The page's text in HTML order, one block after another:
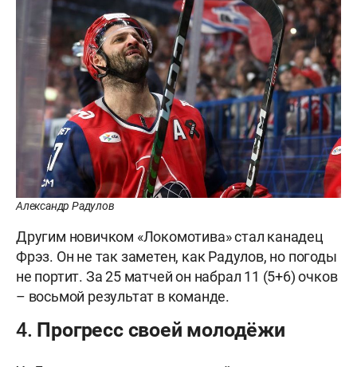
Александр Радулов
Другим новичком «Локомотива» стал канадец
Фрэз. Он не так заметен, как Радулов, но погоды
не портит. За 25 матчей он набрал 11 (5+6) очков
– восьмой результат в команде.
4. Прогресс своей молодёжи